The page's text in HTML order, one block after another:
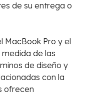
de su entrega o
MacBook Pro y el
medida de las
de diseño y
con la
ofrecen